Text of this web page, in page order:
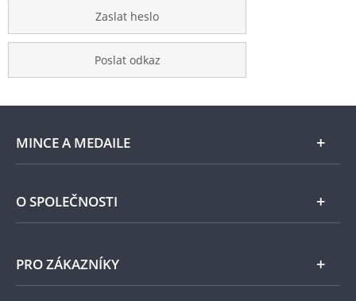
Zaslat heslo
Poslat odkaz
MINCE A MEDAILE
E-shop
Stříbro
O SPOLEČNOSTI
Národní Pokladnice
PRO ZÁKAZNÍKY